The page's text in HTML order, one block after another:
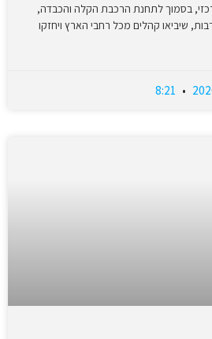
בסמוך לתחנת הרכבת הקלה והכבדה,
שיביאו קהלים מכל רחבי הארץ ויחזקו